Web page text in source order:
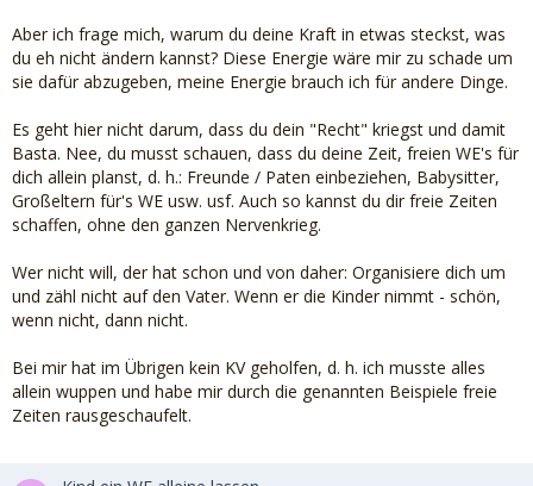
Aber ich frage mich, warum du deine Kraft in etwas steckst, was
du eh nicht ändern kannst? Diese Energie wäre mir zu schade um
sie dafür abzugeben, meine Energie brauch ich für andere Dinge.
Es geht hier nicht darum, dass du dein "Recht" kriegst und damit
Basta. Nee, du musst schauen, dass du deine Zeit, freien WE's für
dich allein planst, d. h.: Freunde / Paten einbeziehen, Babysitter,
Großeltern für's WE usw. usf. Auch so kannst du dir freie Zeiten
schaffen, ohne den ganzen Nervenkrieg.
Wer nicht will, der hat schon und von daher: Organisiere dich um
und zähl nicht auf den Vater. Wenn er die Kinder nimmt - schön,
wenn nicht, dann nicht.
Bei mir hat im Übrigen kein KV geholfen, d. h. ich musste alles
allein wuppen und habe mir durch die genannten Beispiele freie
Zeiten rausgeschaufelt.